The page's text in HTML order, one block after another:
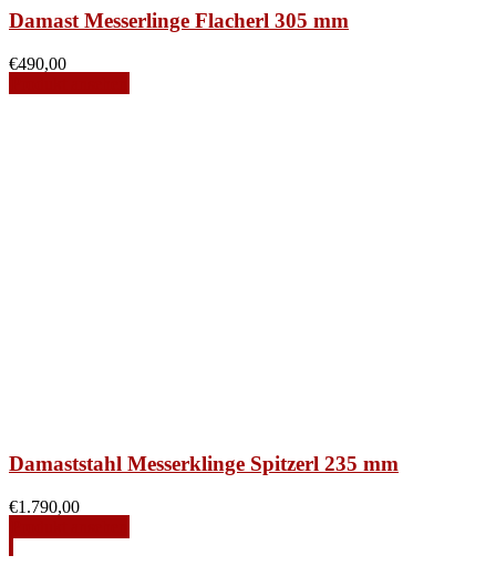
Damast Messerlinge Flacherl 305 mm
€490,00
Damaststahl Messerklinge Spitzerl 235 mm
€1.790,00